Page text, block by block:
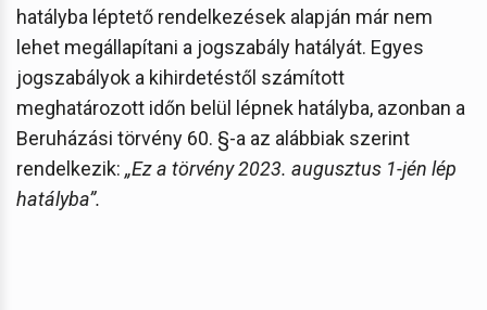
hatályba léptető rendelkezések alapján már nem
lehet megállapítani a jogszabály hatályát. Egyes
jogszabályok a kihirdetéstől számított
meghatározott időn belül lépnek hatályba, azonban a
Beruházási törvény 60. §-a az alábbiak szerint
rendelkezik: „Ez a törvény 2023. augusztus 1-jén lép
hatályba”.